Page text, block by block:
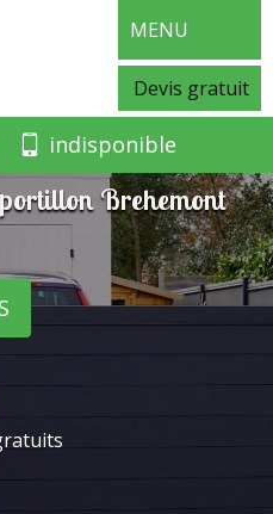
MENU
Devis gratuit
indisponible
Brehemont